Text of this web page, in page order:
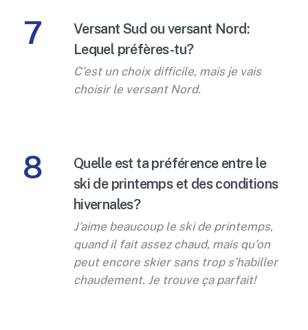
7
Versant Sud ou versant Nord:
Lequel préfères-tu?
C’est un choix difficile, mais je vais
choisir le versant Nord.
8
Quelle est ta préférence entre le
ski de printemps et des conditions
hivernales?
J’aime beaucoup le ski de printemps,
quand il fait assez chaud, mais qu’on
peut encore skier sans trop s’habiller
chaudement. Je trouve ça parfait!